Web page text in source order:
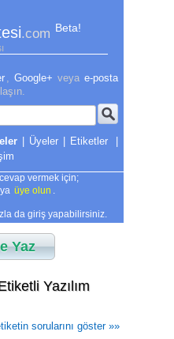
.com Beta!
Google+ veya e-posta
| Üyeler | Etiketler
|
vermek için;
üye olun
da giriş yapabilirsiniz.
Yaz
Yazılım
sorularını göster »»